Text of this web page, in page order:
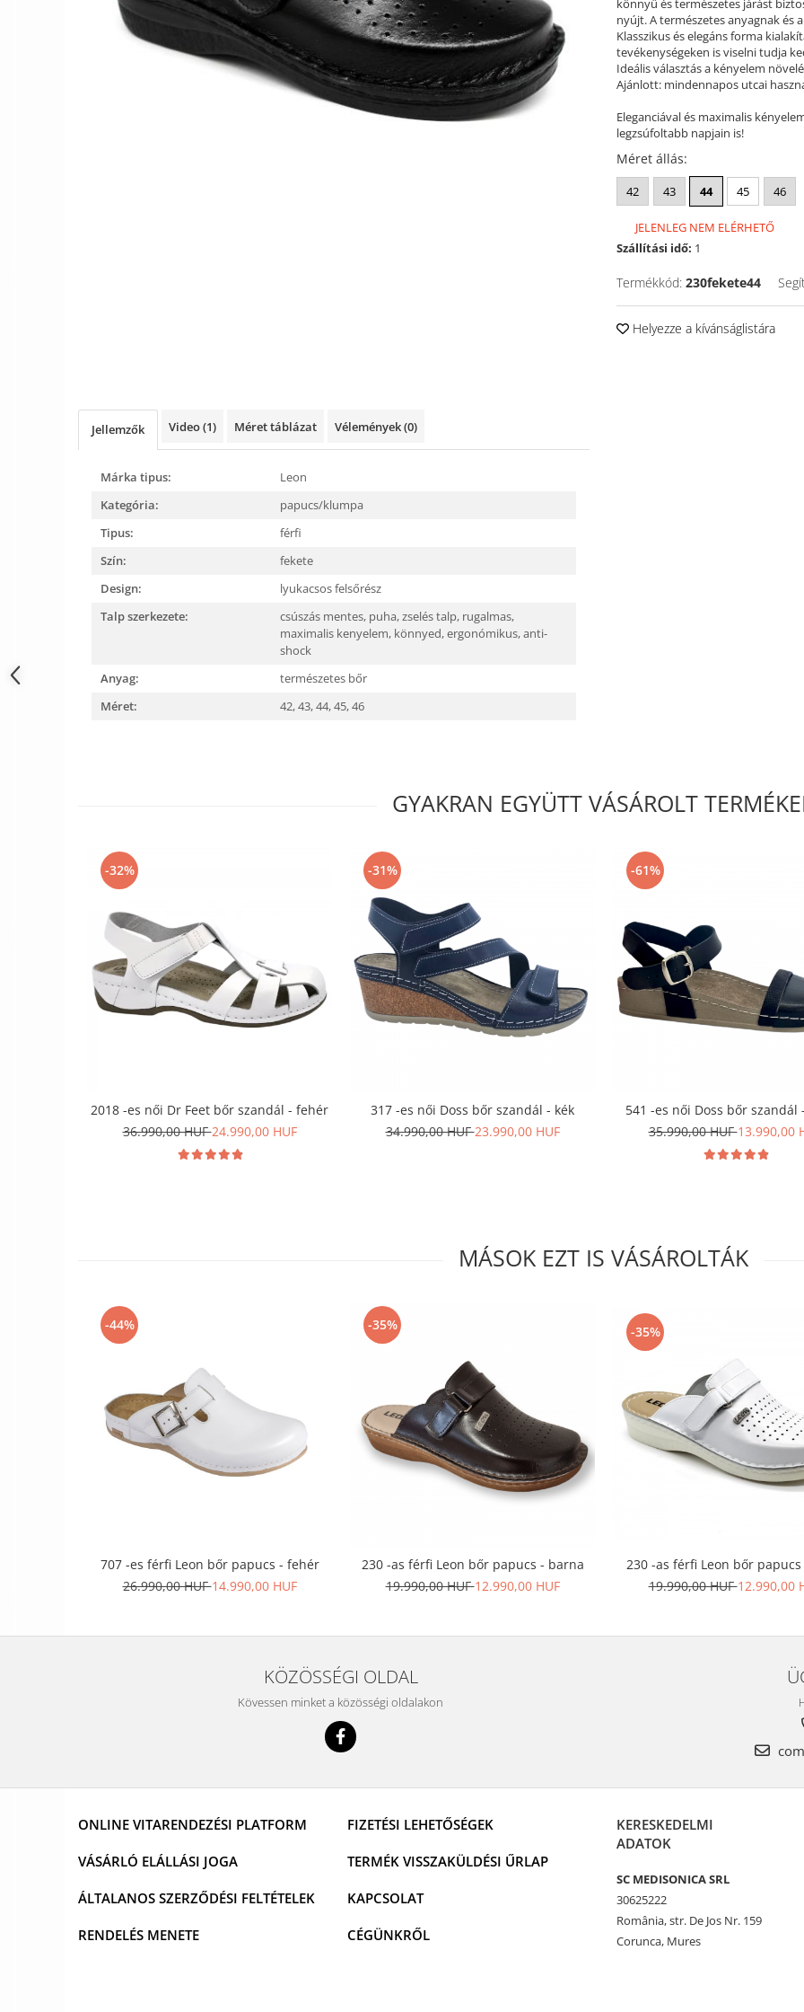
Női nyitott papucs - DOSS
Női szandál - DOSS
Férfi nyitott papucs - DOSS
NYARI FÉRFI LÁBBELI KOLLEKCIÓ
GYEREK SZANDÁL ÉS PAPUCS
STERILIZÁLHATÓ KLUMPA
TÉLI GYAPJÚ PAPUCSOK - női és
rendelkező termék
könnyű és természetes járást
nyújt. A természetes anyagnak és
Klasszikus és elegáns forma
tevékenységeken is viselni tudja
Ideális választás a kényelem
Ajánlott: mindennapos utcai
Eleganciával és maximalis
legzsúfoltabb napjain is!
Méret állás:
42 43 44 45 46
JELENLEG NEM ELÉRHETŐ
Szállítási idő: 1
Termékkód: 230fekete44
Helyezze a kívánságlistára
Jellemzők Video(1) Méret táblázat Vélemények(0)
Márka tipus:
Leon
Kategória:
papucs/klumpa
Tipus:
férfi
Szín:
fekete
Design:
lyukacsos felsőrész
Talp szerkezete:
csúszás mentes, puha, zselés talp, rugalmas,
maximalis kenyelem, könnyed,ergonómikus,anti-
shock
Anyag:
természetes bőr
Méret:
42,43,44,45,46
GYAKRAN EGYÜTT VÁSÁROLT
-32%
2018 -es női Dr Feet bőr szandál - fehér
36.990,00 HUF24.990,00 HUF
-31%
317 -es női Doss bőr szandál - kék
34.990,00 HUF23.990,00 HUF
-61%
541 -es női Doss bőr szandál
35.990,00 HUF13.990,00
MÁSOK EZT IS VÁSÁROLTÁK
-44%
707 -es férfi Leon bőr papucs - fehér
26.990,00 HUF14.990,00 HUF
-35%
230 -as férfi Leon bőr papucs - barna
19.990,00 HUF12.990,00 HUF
-35%
230 -as férfi Leon bőr
19.990,00 HUF12.990,00
KÖZÖSSÉGI OLDAL
Kövessen minket a közösségi oldalakon
ONLINE VITARENDEZÉSI PLATFORM
VÁSÁRLÓ ELÁLLÁSI JOGA
ÁLTALANOS SZERZŐDÉSI FELTÉTELEK
RENDELÉS MENETE
FIZETÉSI LEHETŐSÉGEK
TERMÉK VISSZAKÜLDÉSI ŰRLAP
KAPCSOLAT
CÉGÜNKRŐL
KERESKEDELMI
ADATOK
SC MEDISONICA SRL
30625222
România, str. De Jos Nr. 159
Corunca, Mures